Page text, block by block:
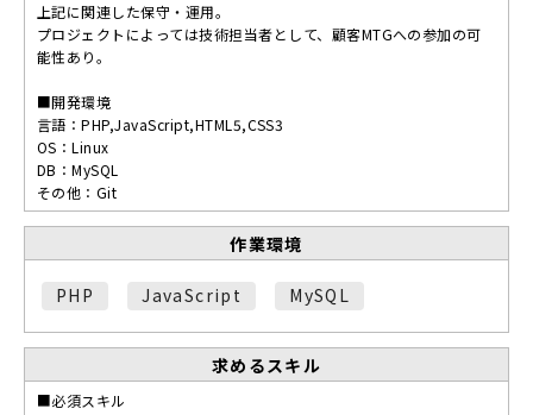
上記に関連した保守・運用。
プロジェクトによっては技術担当者として、顧客MTGへの参加の可
能性あり。
■開発環境
言語：PHP,JavaScript,HTML5,CSS3
OS：Linux
DB：MySQL
その他：Git
作業環境
PHP JavaScript MySQL
求めるスキル
■必須スキル